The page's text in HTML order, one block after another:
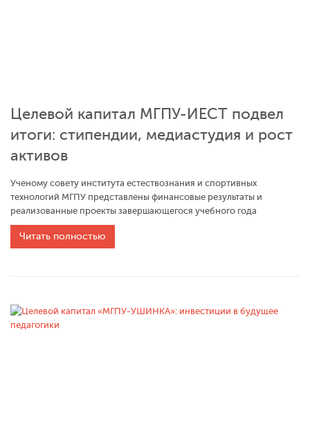
Целевой капитал МГПУ-ИЕСТ подвел
итоги: стипендии, медиастудия и рост
активов
Ученому совету института естествознания и спортивных
технологий МГПУ представлены финансовые результаты и
реализованные проекты завершающегося учебного года
Читать полностью